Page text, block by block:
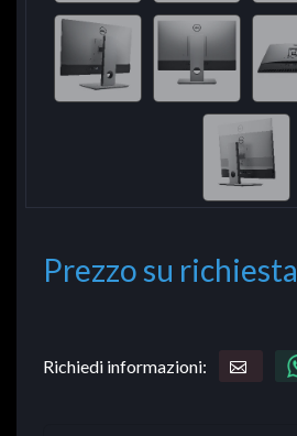
Prezzo su richiesta
Richiedi informazioni: